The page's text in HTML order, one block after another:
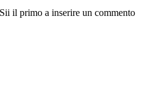
il primo a inserire un commento